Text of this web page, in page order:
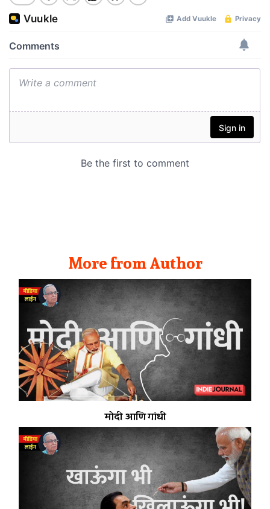
More from Author
मोदी आणि गांधी